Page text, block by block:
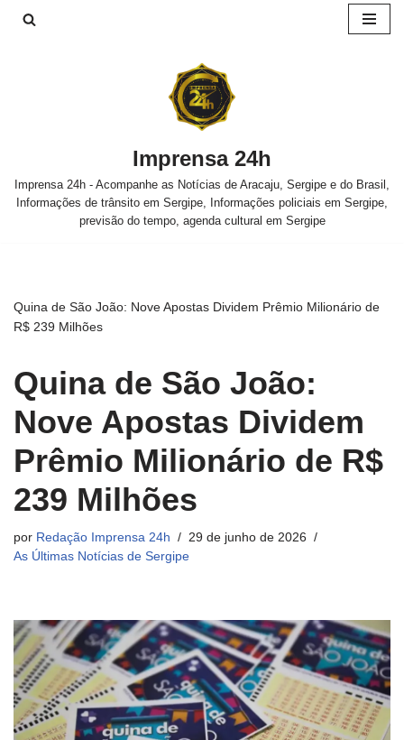
Imprensa 24h
Imprensa 24h - Acompanhe as Notícias de Aracaju, Sergipe e do Brasil,
Informações de trânsito em Sergipe, Informações policiais em Sergipe,
previsão do tempo, agenda cultural em Sergipe
Quina de São João: Nove Apostas Dividem Prêmio Milionário de
R$ 239 Milhões
Quina de São João:
Nove Apostas Dividem
Prêmio Milionário de R$
239 Milhões
por Redação Imprensa 24h
29 de junho de 2026
As Últimas Notícias de Sergipe